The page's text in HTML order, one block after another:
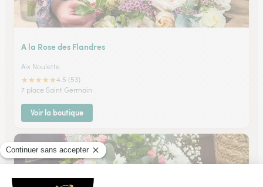
A la Rose des Flandres
Aix Noulette
★★★★★4.5 (53)
7 place Saint Germain
Voir la boutique